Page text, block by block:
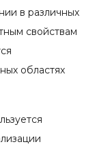
в различных
свойствам
областях